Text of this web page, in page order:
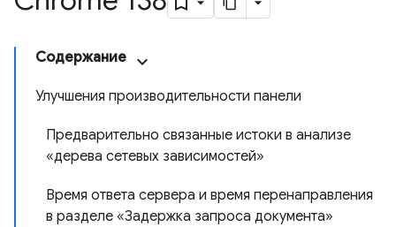
Содержание
Улучшения производительности панели
Предварительно связанные истоки в анализе
«дерева сетевых зависимостей»
Время ответа сервера и время перенаправления
в разделе «Задержка запроса документа»